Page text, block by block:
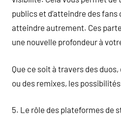
publics et d’atteindre des fans
atteindre autrement. Ces
une nouvelle profondeur à
Que ce soit à travers des
ou des remixes, les
5. Le rôle des plateformes de